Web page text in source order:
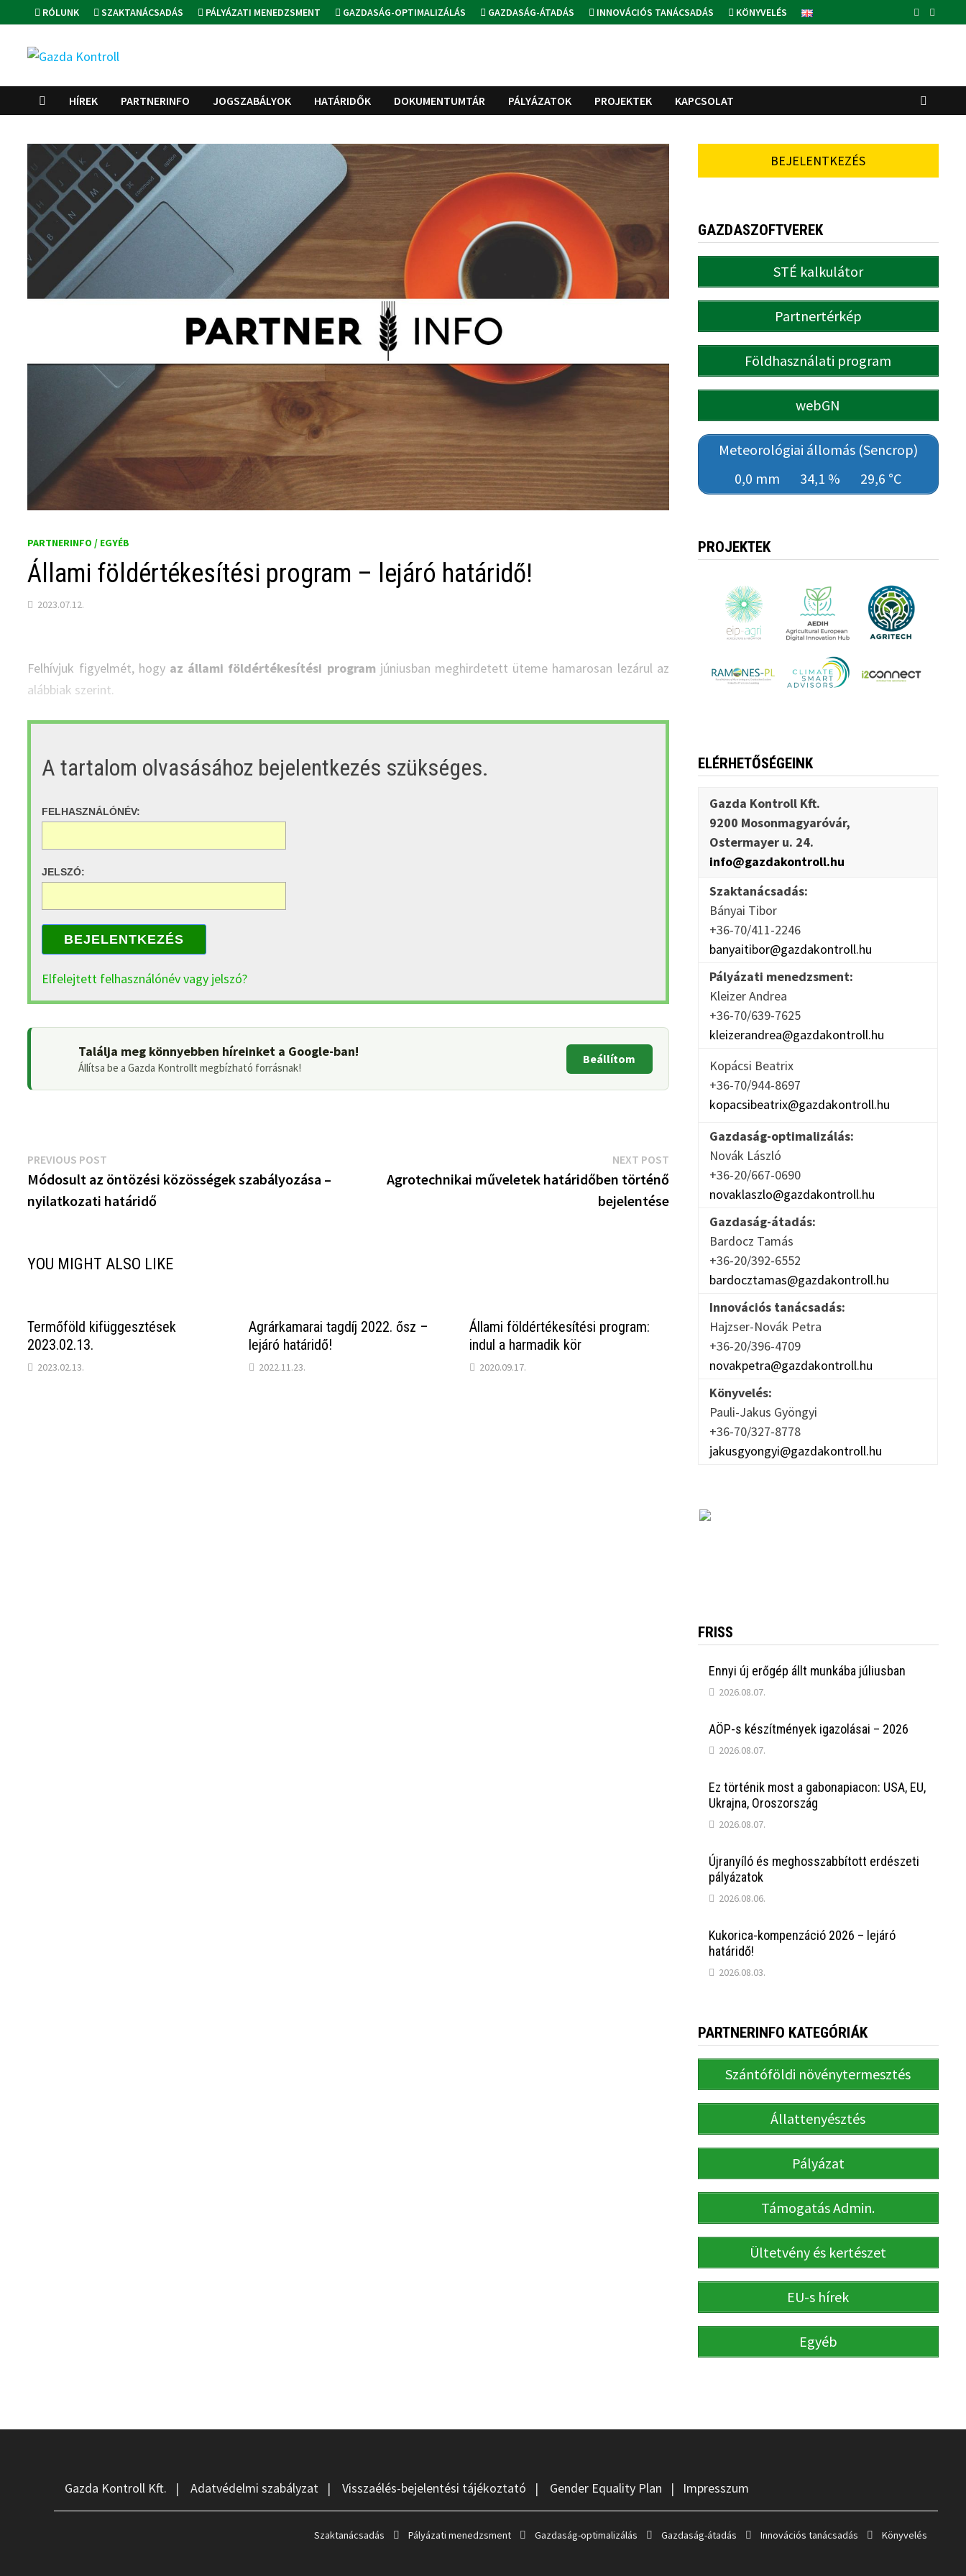
to
content
RÓLUNK SZAKTANÁCSADÁS PÁLYÁZATI MENEDZSMENT GAZDASÁG-OPTIMALIZÁLÁS GAZDASÁG-ÁTADÁS INNOVÁCIÓS TANÁCSADÁS KÖNYVELÉS
HÍREK PARTNERINFO JOGSZABÁLYOK HATÁRIDŐK DOKUMENTUMTÁR PÁLYÁZATOK PROJEKTEK KAPCSOLAT
PARTNERINFO / EGYÉB
Állami földértékesítési program – lejáró határidő!
2023.07.12.
Felhívjuk figyelmét, hogy az állami földértékesítési program júniusban meghirdetett üteme hamarosan lezárul az
alábbiak szerint.
A tartalom olvasásához bejelentkezés szükséges.
FELHASZNÁLÓNÉV:
JELSZÓ:
BEJELENTKEZÉS
Elfelejtett felhasználónév vagy jelszó?
Találja meg könnyebben híreinket a Google-ban!
Állítsa be a Gazda Kontrollt megbízható forrásnak!
Beállítom
Bejegyzés
navigáció
PREVIOUS POST
post:
Módosult az öntözési közösségek szabályozása –
nyilatkozati határidő
NEXT POSTNext
post:
Agrotechnikai műveletek határidőben történő
bejelentése
YOU MIGHT ALSO LIKE
Termőföld kifüggesztések
2023.02.13.
2023.02.13.
Agrárkamarai tagdíj 2022. ősz –
lejáró határidő!
2022.11.23.
Állami földértékesítési program:
indul a harmadik kör
2020.09.17.
BEJELENTKEZÉS
GAZDASZOFTVEREK
STÉ kalkulátor
Partnertérkép
Földhasználati program
webGN
Meteorológiai állomás (Sencrop)
0,0 mm
34,1 % 29,6 °C
PROJEKTEK
ELÉRHETŐSÉGEINK
Gazda Kontroll Kft.
9200 Mosonmagyaróvár,
Ostermayer u. 24.
info@gazdakontroll.hu
Szaktanácsadás:
Bányai Tibor
+36-70/411-2246
banyaitibor@gazdakontroll.hu
Pályázati menedzsment:
Kleizer Andrea
+36-70/639-7625
kleizerandrea@gazdakontroll.hu
Kopácsi Beatrix
+36-70/944-8697
kopacsibeatrix@gazdakontroll.hu
Gazdaság-optimalizálás:
Novák László
+36-20/667-0690
novaklaszlo@gazdakontroll.hu
Gazdaság-átadás:
Bardocz Tamás
+36-20/392-6552
bardocztamas@gazdakontroll.hu
Innovációs tanácsadás:
Hajzser-Novák Petra
+36-20/396-4709
novakpetra@gazdakontroll.hu
Könyvelés:
Pauli-Jakus Gyöngyi
+36-70/327-8778
jakusgyongyi@gazdakontroll.hu
FRISS
Ennyi új erőgép állt munkába júliusban
2026.08.07.
AÖP-s készítmények igazolásai – 2026
2026.08.07.
Ez történik most a gabonapiacon: USA, EU,
Ukrajna, Oroszország
2026.08.07.
Újranyíló és meghosszabbított erdészeti
pályázatok
2026.08.06.
Kukorica-kompenzáció 2026 – lejáró
határidő!
2026.08.03.
PARTNERINFO KATEGÓRIÁK
Szántóföldi növénytermesztés
Állattenyésztés
Pályázat
Támogatás Admin.
Ültetvény és kertészet
EU-s hírek
Egyéb
Gazda Kontroll Kft. |Adatvédelmi szabályzat |Visszaélés-bejelentési tájékoztató | Gender Equality Plan | Impresszum
Szaktanácsadás Pályázati menedzsment Gazdaság-optimalizálás Gazdaság-átadás Innovációs tanácsadás Könyvelés